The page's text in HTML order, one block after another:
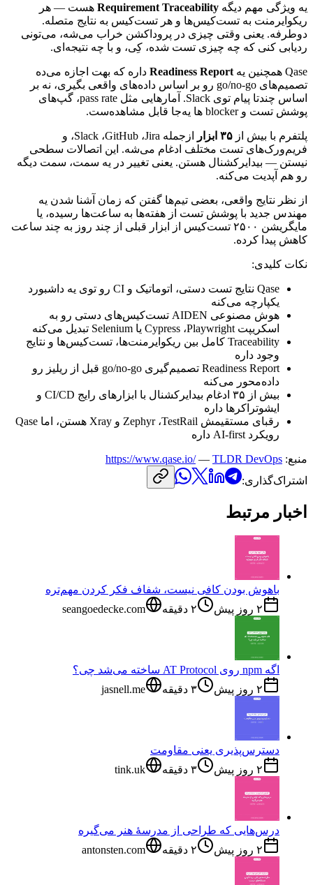
یه ویژگی مهم دیگه Requirement Traceability هست — هر
ریکوایرمنت به تست‌کیس‌ها و هر تست‌کیس به نتایج متصله.
دوطرفه. یعنی وقتی چیزی در پروداکشن خراب می‌شه، می‌تونی
ردیابی کنی که چه چیزی تست شده، کِی، و با چه نتیجه‌ای.
Qase همچنین یه Readiness Report داره که بهت اجازه می‌ده
تصمیم‌های go/no-go رو بر اساس داده‌های واقعی بگیری، نه بر
اساس چندتا پیام توی Slack
. آمارهایی مثل pass rate، گپ‌های
پوشش تست و blocker ها یه‌جا قابل مشاهده‌ست.
پلتفرم با بیش از ۳۵ ابزار ازجمله Jira، GitHub، Slack، و
فریم‌ورک‌های تست مختلف ادغام می‌شه. این اتصالات سطحی
نیستن — بیدایرکشنال هستن. یعنی تغییر در یه سمت، سمت دیگه
رو هم آپدیت می‌کنه.
از نظر نتایج واقعی، بعضی تیم‌ها گفتن که زمان آشنا شدن یه
مهندس جدید با پوشش تست از هفته‌ها به ساعت‌ها رسیده، یا
مایگریشن ۲۵۰۰ تست‌کیس از ابزار قبلی از چند روز به چند ساعت
کاهش پیدا کرده.
نکات کلیدی:
Qase نتایج تست دستی، اتوماتیک و CI رو توی یه داشبورد
یکپارچه می‌کنه
هوش مصنوعی AIDEN تست‌کیس‌های دستی رو به
اسکریپت Playwright، Cypress یا Selenium تبدیل می‌کنه
Traceability کامل بین ریکوایرمنت‌ها، تست‌کیس‌ها و نتایج
وجود داره
Readiness Report تصمیم‌گیری go/no-go قبل از ریلیز رو
داده‌محور می‌کنه
بیش از ۳۵ ادغام بیدایرکشنال با ابزارهای رایج CI/CD و
ایشوتراکرها داره
رقبای مستقیمش TestRail، Zephyr و Xray هستن، اما Qase
رویکرد AI-first داره
منبع: TLDR DevOps
—
https://www.qase.io/
اشتراک‌گذاری:
اخبار مرتبط
باهوش بودن کافی نیست، شفاف فکر کردن مهم‌تره
۲ روز پیش
۲ دقیقه seangoedecke.com
اگه npm روی AT Protocol ساخته می‌شد چی؟
۲ روز پیش
۳ دقیقه jasnell.me
دسترس‌پذیری یعنی مقاومت
۲ روز پیش
۳ دقیقه tink.uk
درس‌هایی که طراحی از مدرسهٔ هنر می‌گیره
۲ روز پیش
۲ دقیقه antonsten.com